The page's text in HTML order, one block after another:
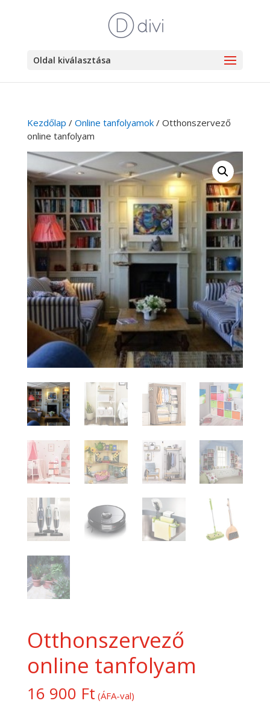
Oldal kiválasztása
Kezdőlap / Online tanfolyamok/ Otthonszervező
online tanfolyam
Otthonszervező
online tanfolyam
16 900 Ft (ÁFA-val)